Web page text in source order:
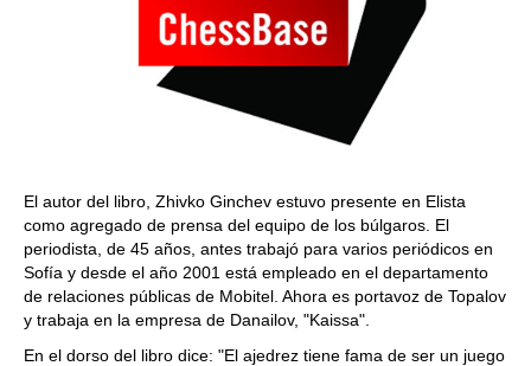
El autor del libro, Zhivko Ginchev estuvo presente en Elista
como agregado de prensa del equipo de los búlgaros. El
periodista, de 45 años, antes trabajó para varios periódicos en
Sofía y desde el año 2001 está empleado en el departamento
de relaciones públicas de Mobitel. Ahora es portavoz de Topalov
y trabaja en la empresa de Danailov, "Kaissa".
En el dorso del libro dice: "El ajedrez tiene fama de ser un juego